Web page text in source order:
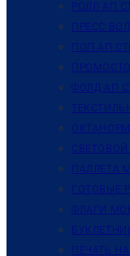
РОЛЛ АП
ПРЕСС
ПОП АП
ФОЛД АП
ОКТАНОРМ
СВЕТОВОЙ
ПАЛЛЕТА
ГОТОВЫЕ
ФЛАГИ
ПЕЧАТЬ